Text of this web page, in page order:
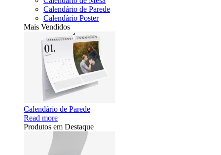
Calendário de Parede
Calendário Poster
Mais Vendidos
Calendário de Parede
Read more
Produtos em Destaque